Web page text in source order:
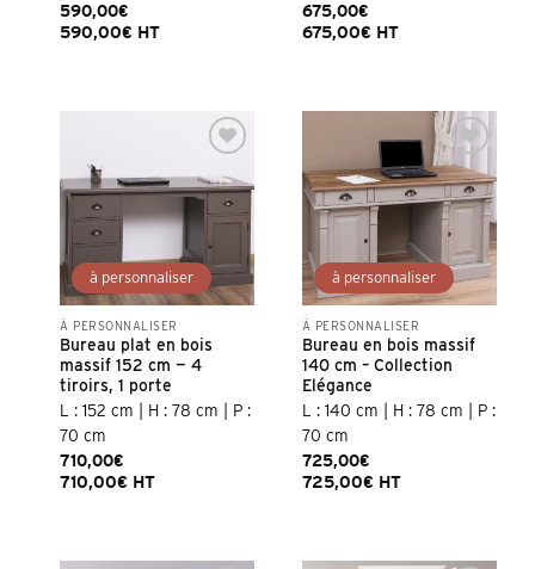
590,00€
590,00€ HT
675,00€
675,00€ HT
Ajouter à la
liste d’envies
À PERSONNALISER
Bureau plat en bois
massif 152 cm — 4
tiroirs, 1 porte
L : 152 cm | H : 78 cm | P :
70 cm
710,00€
710,00€ HT
Ajouter à la
liste d’envies
À PERSONNALISER
Bureau en bois massif
140 cm – Collection
Elégance
L : 140 cm | H : 78 cm | P :
70 cm
725,00€
725,00€ HT